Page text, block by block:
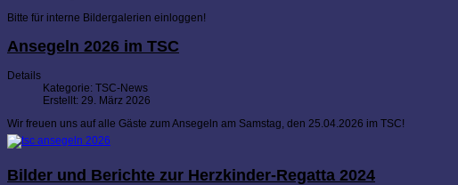
Bitte für interne Bildergalerien einloggen!
Ansegeln 2026 im TSC
Details
Kategorie: TSC-News
Erstellt: 29. März 2026
Wir freuen uns auf alle Gäste zum Ansegeln am Samstag, den 25.04.2026 im TSC!
Bilder und Berichte zur Herzkinder-Regatta 2024